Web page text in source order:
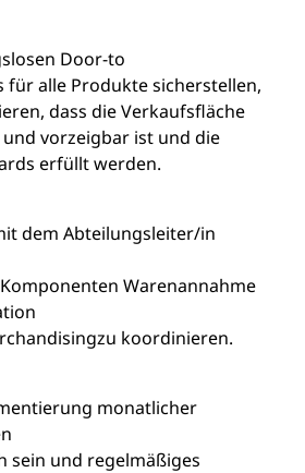
Door-to
für alle Produkte sicherstellen,
dass die Verkaufsfläche
vorzeigbar ist und die
erfüllt werden.
dem Abteilungsleiter/in
Warenannahme
zu koordinieren.
monatlicher
sein und regelmäßiges